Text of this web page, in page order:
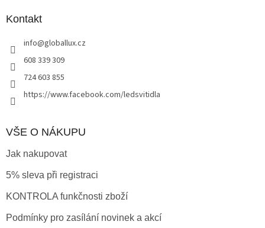
Kontakt
info@globallux.cz
608 339 309
724 603 855
https://www.facebook.com/ledsvitidla
VŠE O NÁKUPU
Jak nakupovat
5% sleva při registraci
KONTROLA funkčnosti zboží
Podmínky pro zasílání novinek a akcí